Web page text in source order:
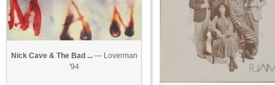
Nick Cave & The Bad ...— Loverman
'94